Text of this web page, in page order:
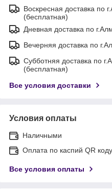
Воскресная доставка по
(бесплатная)
Дневная доставка по
Вечерняя доставка по
Субботняя доставка по
(бесплатная)
Все условия доставки
Условия оплаты
Наличными
Оплата по каспий QR коду.
Все условия оплаты